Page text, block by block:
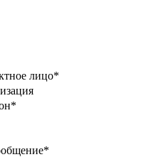
лицо*